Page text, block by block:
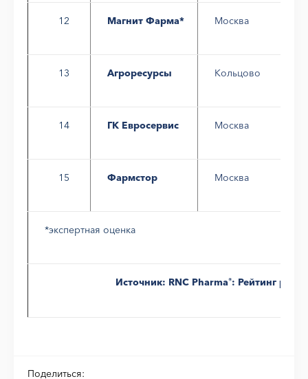
12 Магнит Фарма* Москва
13 Агроресурсы Кольцово
14 ГК Евросервис Москва
15 Фармстор Москва
*экспертная оценка
Источник: RNC Pharma®: Рейтинг
Поделиться: